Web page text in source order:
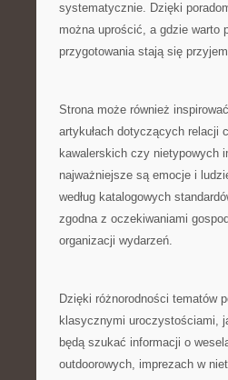
systematycznie. Dzięki
można uprościć, a gdzie warto
przygotowania stają się
Strona może również
artykułach dotyczących relacji
kawalerskich czy nietypowych
najważniejsze są emocje i
według katalogowych
zgodna z oczekiwaniami
organizacji wydarzeń.
Dzięki różnorodności tematów
klasycznymi uroczystościami,
będą szukać informacji o
outdoorowych, imprezach w